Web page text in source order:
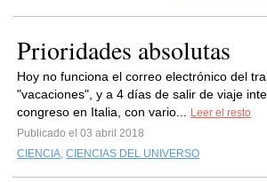
Prioridades absolutas
Hoy no funciona el correo electrónico del
"vacaciones", y a 4 días de salir de viaje
congreso en Italia, con vario...
Leer el resto
Publicado el 03 abril 2018
CIENCIA, CIENCIAS DEL UNIVERSO